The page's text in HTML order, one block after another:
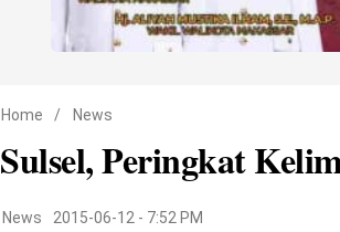
Home / News
Sulsel, Peringkat
News
2015-06-12 - 7:52 PM